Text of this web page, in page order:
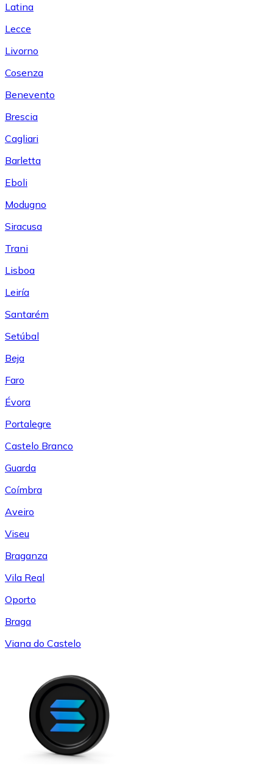
Latina
Lecce
Livorno
Cosenza
Benevento
Brescia
Cagliari
Barletta
Eboli
Modugno
Siracusa
Trani
Lisboa
Leiría
Santarém
Setúbal
Beja
Faro
Évora
Portalegre
Castelo Branco
Guarda
Coímbra
Aveiro
Viseu
Braganza
Vila Real
Oporto
Braga
Viana do Castelo